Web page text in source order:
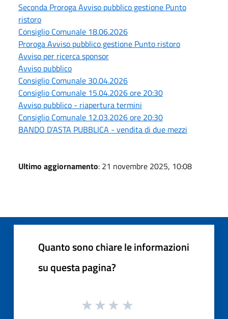
Seconda Proroga Avviso pubblico gestione Punto
ristoro
Consiglio Comunale 18.06.2026
Proroga Avviso pubblico gestione Punto ristoro
Avviso per ricerca sponsor
Avviso pubblico
Consiglio Comunale 30.04.2026
Consiglio Comunale 15.04.2026 ore 20:30
Avviso pubblico - riapertura termini
Consiglio Comunale 12.03.2026 ore 20:30
BANDO D’ASTA PUBBLICA - vendita di due mezzi
Ultimo aggiornamento: 21 novembre 2025, 10:08
Quanto sono chiare le informazioni
su questa pagina?